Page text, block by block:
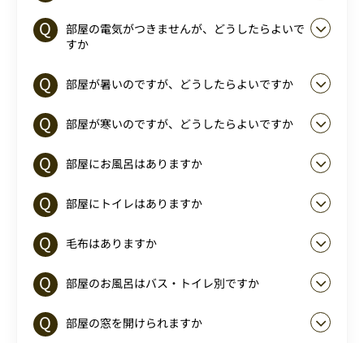
部屋の電気がつきませんが、どうしたらよいで
すか
部屋が暑いのですが、どうしたらよいですか
部屋が寒いのですが、どうしたらよいですか
部屋にお風呂はありますか
部屋にトイレはありますか
毛布はありますか
部屋のお風呂はバス・トイレ別ですか
部屋の窓を開けられますか